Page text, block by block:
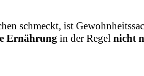
schmeckt, ist
Ernährung in der Regel nicht